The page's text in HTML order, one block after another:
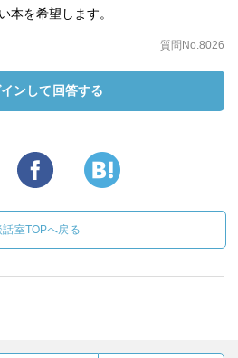
本を希望します。
質問No.8026
ンして回答する
話室TOPへ戻る